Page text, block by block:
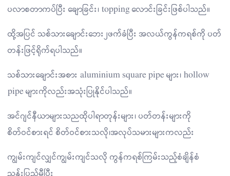
ပလာစတာကပ်ပြီး ချောခြင်း၊ topping လောင်းခြင်းဖြစ်ပါသည်။
ထို့အပြင် သစ်သားချောင်းဘေး၂ဖက်ခံပြီး အလယ်ကွန်ကရစ်ကို ပတ်
တန်းဖြင့်ရိုက်ရပါသည်။
သစ်သားချောင်းအစား aluminium square pipe များ၊ hollow
pipe များကိုလည်းအသုံးပြုနိုင်ပါသည်။
အင်ဂျင်နီယာများသညထိုပါရာတုန်းများ၊ ပတ်တန်းများကို
စိတ်ဝင်စားရင် စိတ်ဝင်စားသလို၊အလုပ်သမားများကလည်း
ကျွမ်းကျင်လျှင်ကျွမ်းကျင်သလို ကွန်ကရစ်ကြမ်းသည့်စံချိန်စံ